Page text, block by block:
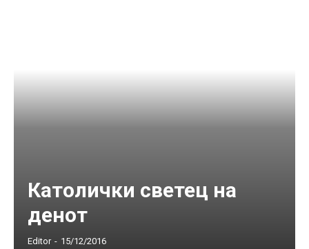
Католички светец на
денот
Editor - 15/12/2016